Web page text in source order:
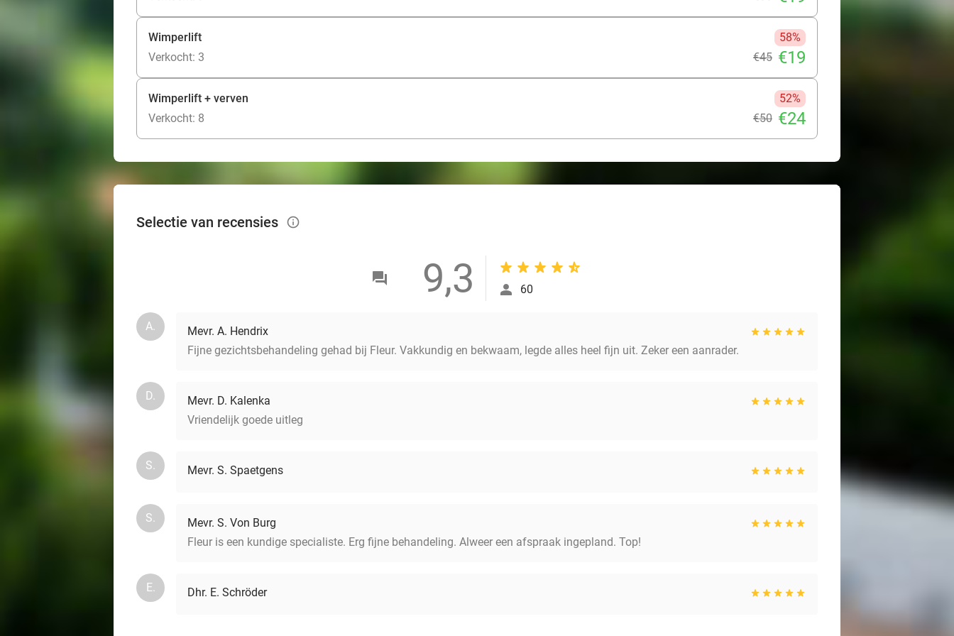
Wimperlift
58%
Verkocht: 3
€45 €19
Wimperlift + verven
52%
Verkocht: 8
€50 €24
Selectie van recensies info_outlined
9,3 60
A.
Mevr. A. Hendrix
Fijne gezichtsbehandeling gehad bij Fleur. Vakkundig en bekwaam, legde alles heel fijn uit. Zeker een aanrader.
D.
Mevr. D. Kalenka
Vriendelijk goede uitleg
S. Mevr. S. Spaetgens
S.
Mevr. S. Von Burg
Fleur is een kundige specialiste. Erg fijne behandeling. Alweer een afspraak ingepland. Top!
E. Dhr. E. Schröder